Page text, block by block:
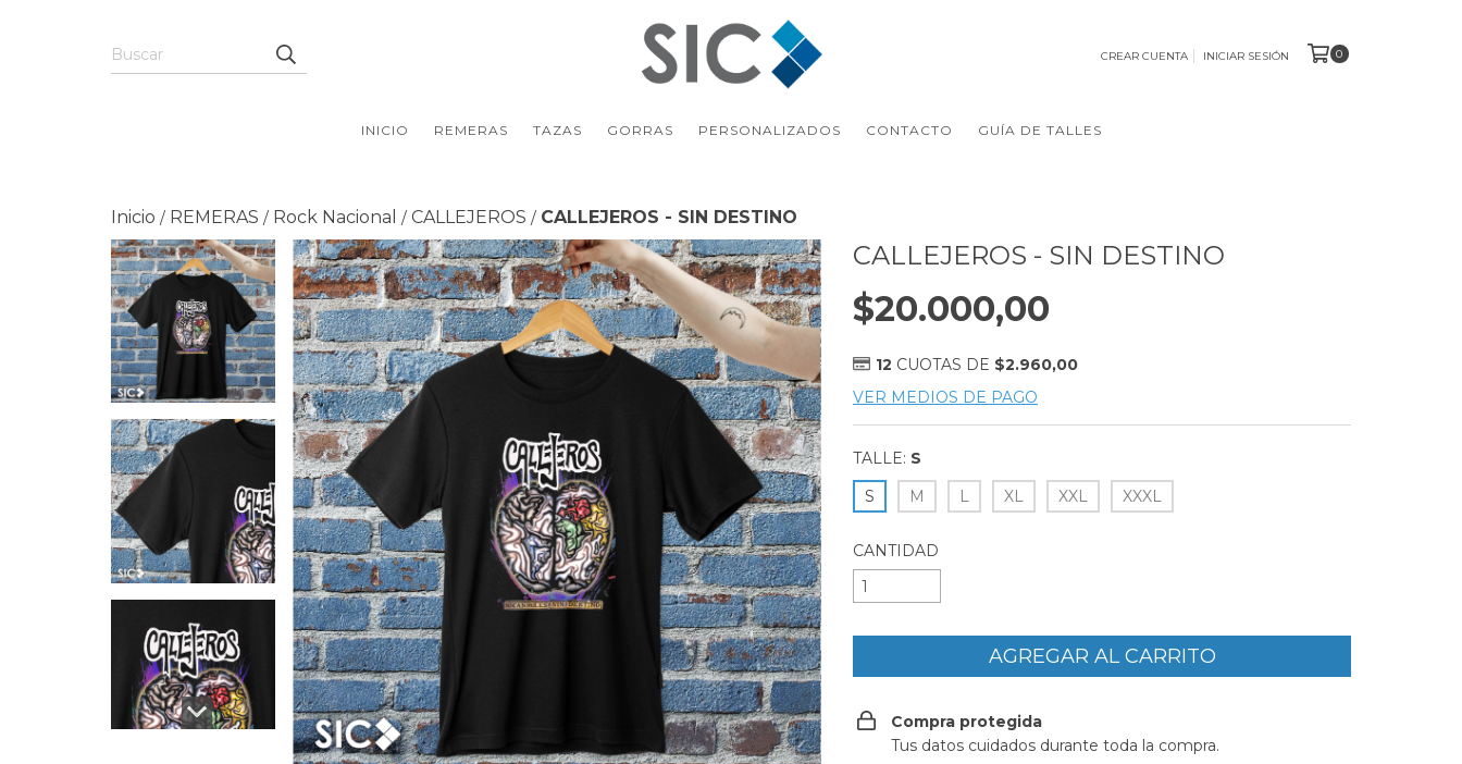
CREAR CUENTA INICIAR SESIÓN 0
INICIO REMERAS TAZAS GORRAS PERSONALIZADOS CONTACTO GUÍA DE TALLES
Inicio / REMERAS / Rock Nacional / CALLEJEROS / CALLEJEROS - SIN DESTINO
CALLEJEROS - SIN DESTINO
$20.000,00
12 CUOTAS DE $2.960,00
VER MEDIOS DE PAGO
TALLE: S
S
M L XL XXL XXXL
CANTIDAD
Compra protegida
Tus datos cuidados durante toda la compra.